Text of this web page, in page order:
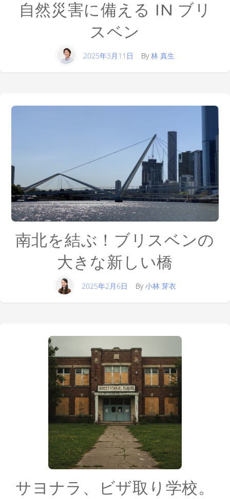
自然災害に備える IN ブリ
スベン
2025年3月11日 By林 真生
南北を結ぶ！ブリスベンの
大きな新しい橋
2025年2月6日 By小林 芽衣
サヨナラ、ビザ取り学校。